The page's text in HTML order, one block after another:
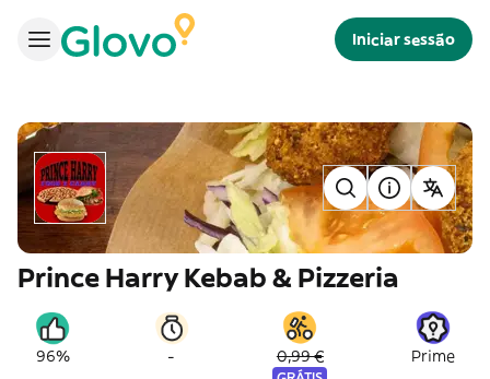
Iniciar sessão
Prince Harry Kebab & Pizzeria
96% - 0,99 € Prime